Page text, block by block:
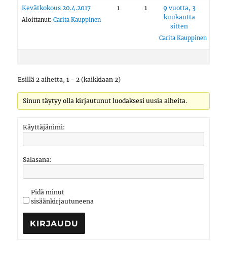
Kevätkokous 20.4.2017
Aloittanut:Carita Kauppinen
1 1
9 vuotta, 3
kuukautta
sitten
Carita Kauppinen
Esillä 2 aihetta, 1 - 2 (kaikkiaan 2)
Sinun täytyy olla kirjautunut luodaksesi uusia aiheita.
Käyttäjänimi:
Salasana:
Pidä minut
sisäänkirjautuneena
KIRJAUDU